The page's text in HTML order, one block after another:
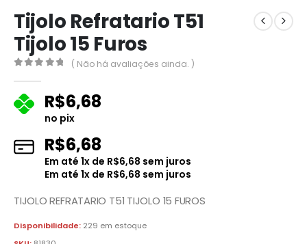
Tijolo Refratario T51
Tijolo 15 Furos
( Não há avaliações ainda. )
R$6,68
no pix
R$6,68
Em até 1x de R$6,68 sem juros
Em até 1x de R$6,68 sem juros
TIJOLO REFRATARIO T51 TIJOLO 15 FUROS
Disponibilidade: 229 em estoque